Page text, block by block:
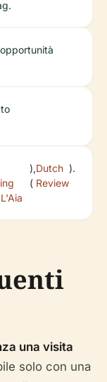
),
(
Dutch
Review
).
una visita
solo con una